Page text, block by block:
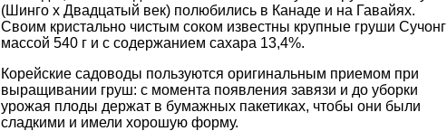
(Шинго х Двадцатый век) полюбились в Канаде и на Гавайях.
Своим кристально чистым соком известны крупные груши Сучонг
массой 540 г и с содержанием сахара 13,4%.
Корейские садоводы пользуются оригинальным приемом при
выращивании груш: с момента появления завязи и до уборки
урожая плоды держат в бумажных пакетиках, чтобы они были
сладкими и имели хорошую форму.